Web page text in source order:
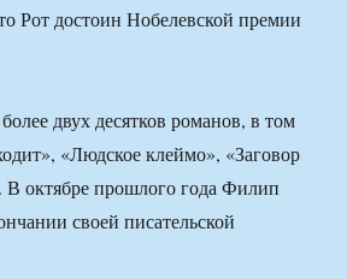
Рот достоин Нобелевской премии
двух десятков романов, в том
«Людское клеймо», «Заговор
октябре прошлого года Филип
своей писательской